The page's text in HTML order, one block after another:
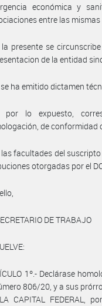
económica y
entre las
la presente se
de la entidad
se ha emitido dictamen
por lo expuesto,
de conformidad
las facultades del
otorgadas por el
DE TRABAJO
1º.- Declárase
806/20, y a sus
CAPITAL FEDERAL,